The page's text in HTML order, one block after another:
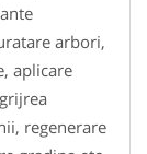
arbori,
aplicare
regenerare